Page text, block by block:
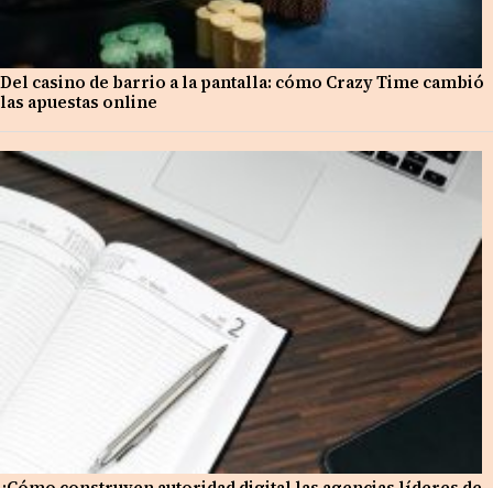
Del casino de barrio a la pantalla: cómo Crazy Time cambió
las apuestas online